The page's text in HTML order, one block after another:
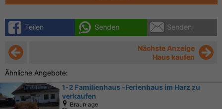
Teilen Senden Senden
Nächste Anzeige
Haus kaufen
Ähnliche Angebote:
1-2 Familienhaus -Ferienhaus im Harz zu
verkaufen
Braunlage